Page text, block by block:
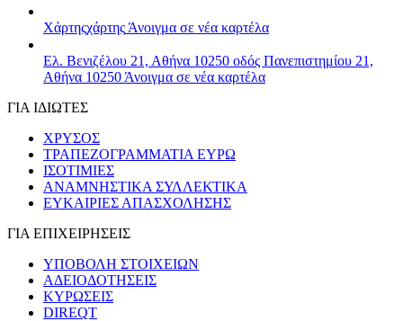
Χάρτηςχάρτης Άνοιγμα σε νέα καρτέλα
Ελ. Βενιζέλου 21, Αθήνα 10250 οδός Πανεπιστημίου 21,
Αθήνα 10250 Άνοιγμα σε νέα καρτέλα
ΓΙΑ ΙΔΙΩΤΕΣ
ΧΡΥΣΟΣ
ΤΡΑΠΕΖΟΓΡΑΜΜΑΤΙΑ ΕΥΡΩ
ΙΣΟΤΙΜΙΕΣ
ΑΝΑΜΝΗΣΤΙΚΑ ΣΥΛΛΕΚΤΙΚΑ
ΕΥΚΑΙΡΙΕΣ ΑΠΑΣΧΟΛΗΣΗΣ
ΓΙΑ ΕΠΙΧΕΙΡΗΣΕΙΣ
ΥΠΟΒΟΛΗ ΣΤΟΙΧΕΙΩΝ
ΑΔΕΙΟΔΟΤΗΣΕΙΣ
ΚΥΡΩΣΕΙΣ
DIREQT